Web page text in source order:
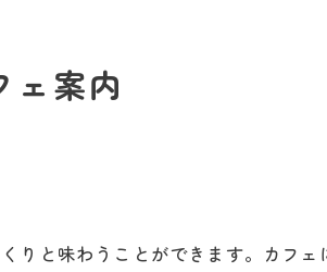
が集う離島カフェの魅力を探る旅
書好きにおすすめの上島町カフェ体験
フェ巡りで広がる本好きの交流の輪
ェ案内
りと味わうことができます。カフ